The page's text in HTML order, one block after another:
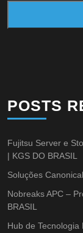
POSTS
Fujitsu Server e
| KGS DO BRASIL
Soluções
Nobreaks APC –
BRASIL
Hub de